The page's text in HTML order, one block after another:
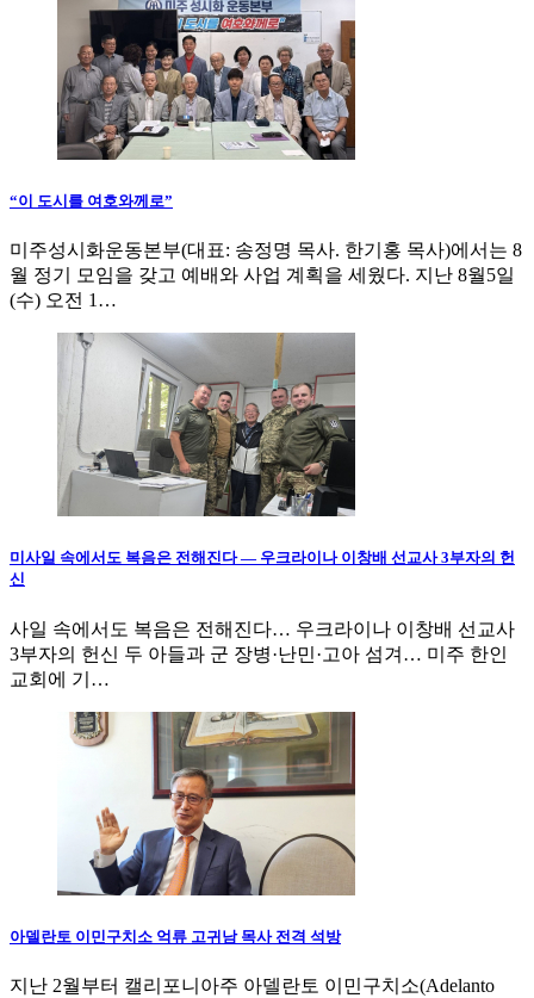
“이 도시를 여호와께로”
미주성시화운동본부(대표: 송정명 목사. 한기홍 목사)에서는 8
월 정기 모임을 갖고 예배와 사업 계획을 세웠다. 지난 8월5일
(수) 오전 1…
미사일 속에서도 복음은 전해진다 — 우크라이나 이창배 선교사 3부자의 헌
신
사일 속에서도 복음은 전해진다… 우크라이나 이창배 선교사
3부자의 헌신 두 아들과 군 장병·난민·고아 섬겨… 미주 한인
교회에 기…
아델란토 이민구치소 억류 고귀남 목사 전격 석방
지난 2월부터 캘리포니아주 아델란토 이민구치소(Adelanto